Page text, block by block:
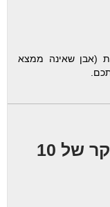
(אבן שאינה ממצא
תרומתך תסייע לממן מחקר של 10